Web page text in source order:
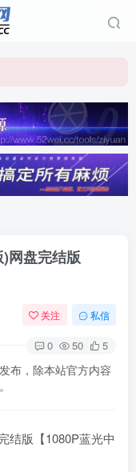
网盘完结版
关注 私信
0 50 5
布，除本站官方内容
结版【1080P蓝光中